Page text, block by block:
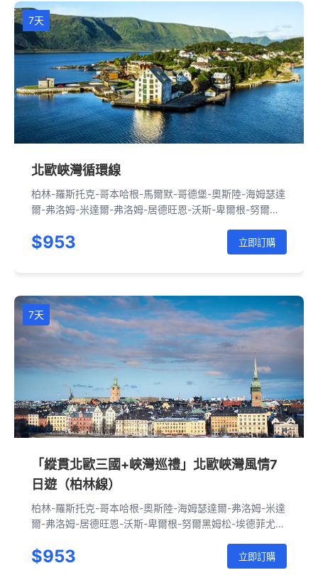
7天
北歐峽灣循環線
柏林-羅斯托克-哥本哈根-馬爾默-哥德堡-奧斯陸-海姆瑟達
爾-弗洛姆-米達爾-弗洛姆-居德旺恩-沃斯-卑爾根-努爾黑
$953 立即訂購
7天
「縱貫北歐三國+峽灣巡禮」北歐峽灣風情7
日遊（柏林線）
柏林-羅斯托克-哥本哈根-奧斯陸-海姆瑟達爾-弗洛姆-米達
爾-弗洛姆-居德旺恩-沃斯-卑爾根-努爾黑姆松-埃德菲尤
$953 立即訂購